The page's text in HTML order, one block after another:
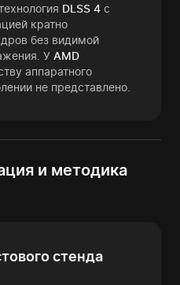
DLSS 4 с
кратно
без видимой
У AMD
аппаратного
не представлено.
и методика
стенда